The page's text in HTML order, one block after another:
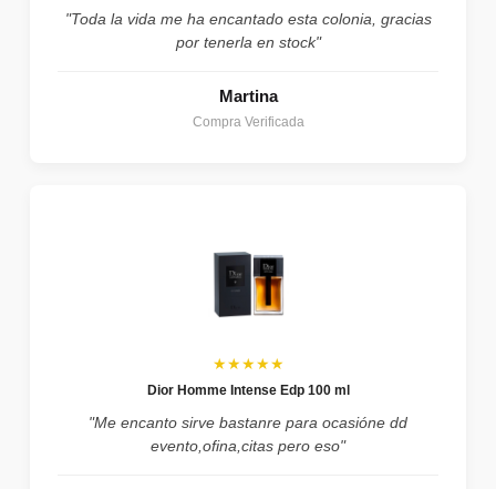
"Toda la vida me ha encantado esta colonia, gracias
por tenerla en stock"
Martina
Compra Verificada
★★★★★
Dior Homme Intense Edp 100 ml
"Me encanto sirve bastanre para ocasióne dd
evento,ofina,citas pero eso"